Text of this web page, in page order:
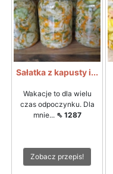
Sałatka z kapusty i...
Wakacje to dla wielu
czas odpoczynku. Dla
mnie... ⇖ 1287
Zobacz przepis!